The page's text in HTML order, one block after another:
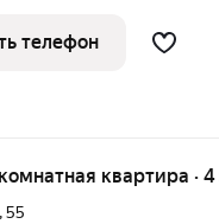
- там, где удобно жить
телефон
комнатная квартира ·
,55